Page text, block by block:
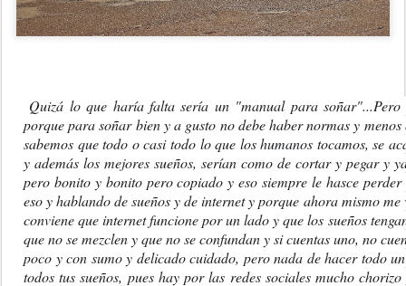
Quizá lo que haría falta sería un "manual para
porque para soñar bien y a gusto no debe haber normas y
sabemos que todo o casi todo lo que los humanos tocamos, se
y además los mejores sueños, serían como de cortar y pegar y
pero bonito y bonito pero copiado y eso siempre le hasce
eso y hablando de sueños y de internet y porque ahora mismo
conviene que internet funcione por un lado y que los sueños
que no se mezclen y que no se confundan y si cuentas uno, no
poco y con sumo y delicado cuidado, pero nada de hacer todo
todos tus sueños, pues hay por las redes sociales mucho